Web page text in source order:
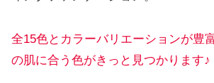
全15色とカラーバリエーションが豊
の肌に合う色がきっと見つかります♪